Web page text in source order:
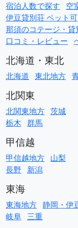
宿泊人数で探す
空
伊豆貸別荘 ペット可
那須のコテージ・貸
口コミ・レビュー
北海道・東北
北海道 東北地方
北関東
北関東地方 茨城
栃木 群馬
甲信越
甲信越地方 山梨
長野
新潟
東海
東海地方 静岡・伊
岐阜 三重